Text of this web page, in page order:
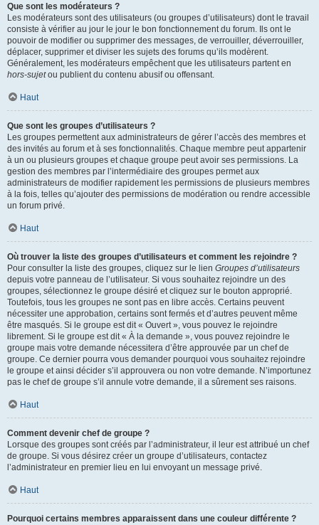
Que sont les modérateurs ?
Les modérateurs sont des utilisateurs (ou groupes d’utilisateurs) dont le travail
consiste à vérifier au jour le jour le bon fonctionnement du forum. Ils ont le
pouvoir de modifier ou supprimer des messages, de verrouiller, déverrouiller,
déplacer, supprimer et diviser les sujets des forums qu’ils modèrent.
Généralement, les modérateurs empêchent que les utilisateurs partent en
hors-sujetou publient du contenu abusif ou offensant.
Haut
Que sont les groupes d’utilisateurs ?
Les groupes permettent aux administrateurs de gérer l’accès des membres et
des invités au forum et à ses fonctionnalités. Chaque membre peut appartenir
à un ou plusieurs groupes et chaque groupe peut avoir ses permissions. La
gestion des membres par l’intermédiaire des groupes permet aux
administrateurs de modifier rapidement les permissions de plusieurs membres
à la fois, telles qu’ajouter des permissions de modération ou rendre accessible
un forum privé.
Haut
Où trouver la liste des groupes d’utilisateurs et comment les rejoindre ?
Pour consulter la liste des groupes, cliquez sur le lien Groupes d’utilisateurs
depuis votre panneau de l’utilisateur. Si vous souhaitez rejoindre un des
groupes, sélectionnez le groupe désiré et cliquez sur le bouton approprié.
Toutefois, tous les groupes ne sont pas en libre accès. Certains peuvent
nécessiter une approbation, certains sont fermés et d’autres peuvent même
être masqués. Si le groupe est dit « Ouvert », vous pouvez le rejoindre
librement. Si le groupe est dit « À la demande », vous pouvez rejoindre le
groupe mais votre demande nécessitera d’être approuvée par un chef de
groupe. Ce dernier pourra vous demander pourquoi vous souhaitez rejoindre
le groupe et ainsi décider s’il approuvera ou non votre demande. N’importunez
pas le chef de groupe s’il annule votre demande, il a sûrement ses raisons.
Haut
Comment devenir chef de groupe ?
Lorsque des groupes sont créés par l’administrateur, il leur est attribué un chef
de groupe. Si vous désirez créer un groupe d’utilisateurs, contactez
l’administrateur en premier lieu en lui envoyant un message privé.
Haut
Pourquoi certains membres apparaissent dans une couleur différente ?